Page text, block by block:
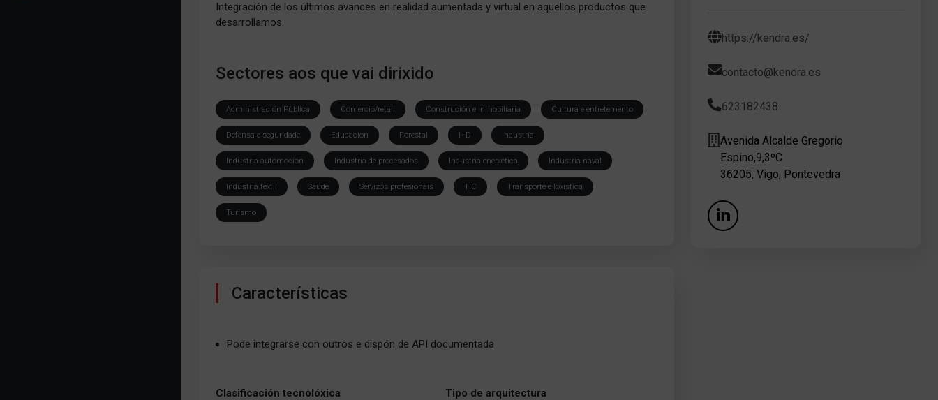
Integración de los últimos avances en realidad aumentada y virtual en aquellos productos que
desarrollamos.
Sectores aos que vai dirixido
Administración Pública Comercio/retail Construción e inmobiliaria Cultura e entretemento
Defensa e seguridade Educación Forestal I+D Industria
Industria automoción Industria de procesados Industria enerxética Industria naval
Industria téxtil Saúde Servizos profesionais TIC Transporte e loxística
Turismo
Características
Pode integrarse con outros e dispón de API documentada
Clasificación tecnolóxica
Tipo de arquitectura
https://kendra.es/
contacto@kendra.es
623182438
Avenida Alcalde Gregorio
Espino,9,3ºC
36205, Vigo, Pontevedra